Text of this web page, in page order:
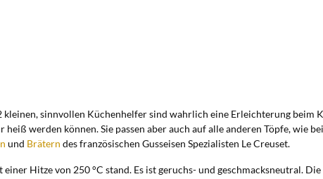
sinnvollen Küchenhelfer sind wahrlich eine Erleichterung beim
heiß werden können. Sie passen aber auch auf alle anderen Töpfe, wie
und Brätern des französischen Gusseisen Spezialisten Le Creuset.
Hitze von 250 °C stand. Es ist geruchs- und geschmacksneutral.